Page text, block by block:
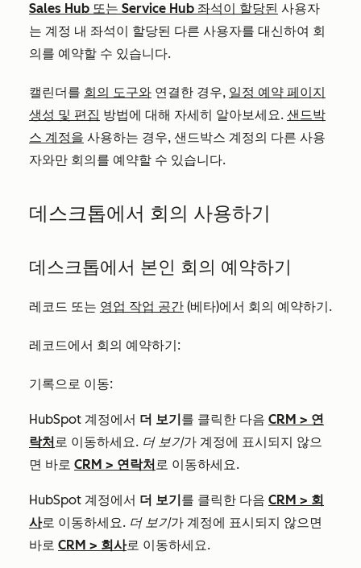
Sales Hub 또는 Service Hub 좌석이 할당된 사용자
는 계정 내 좌석이 할당된 다른 사용자를 대신하여 회
의를 예약할 수 있습니다.
캘린더를 회의 도구와 연결한 경우, 일정 예약 페이지
생성 및 편집 방법에 대해 자세히 알아보세요. 샌드박
스 계정을 사용하는 경우, 샌드박스 계정의 다른 사용
자와만 회의를 예약할 수 있습니다.
데스크톱에서 회의 사용하기
데스크톱에서 본인 회의 예약하기
레코드 또는 영업 작업 공간 (베타)에서 회의 예약하기.
레코드에서 회의 예약하기:
기록으로 이동:
HubSpot 계정에서 더 보기를 클릭한 다음 CRM > 연
락처로 이동하세요. 더 보기가 계정에 표시되지 않으
면 바로 CRM > 연락처로 이동하세요.
HubSpot 계정에서 더 보기를 클릭한 다음 CRM > 회
사로 이동하세요. 더 보기가 계정에 표시되지 않으면
바로 CRM > 회사로 이동하세요.